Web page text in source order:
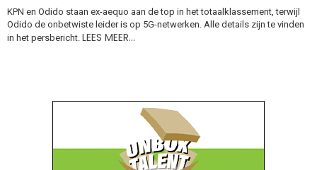
KPN en Odido staan ex-aequo aan de top in het totaalklassement, terwijl
Odido de onbetwiste leider is op 5G-netwerken. Alle details zijn te vinden
in het persbericht. LEES MEER…